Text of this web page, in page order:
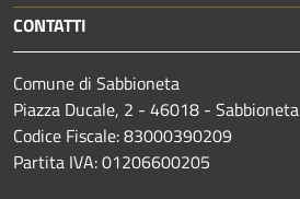
CONTATTI
Comune di Sabbioneta
Piazza Ducale, 2 - 46018 - Sabbioneta
Codice Fiscale: 83000390209
Partita IVA: 01206600205